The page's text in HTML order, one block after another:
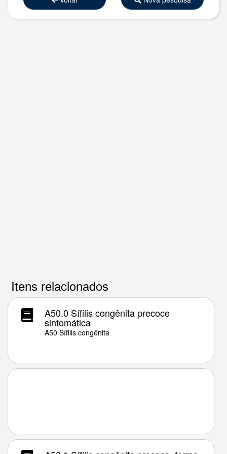
Itens relacionados
A50.0 Sífilis congênita precoce
sintomática
A50 Sífilis congênita